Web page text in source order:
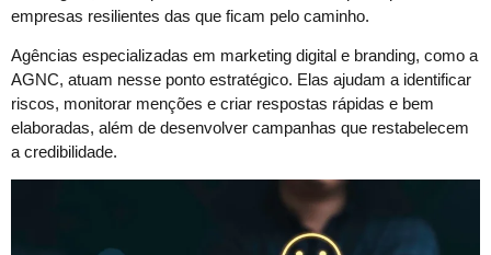
empresas resilientes das que ficam pelo caminho.
Agências especializadas em marketing digital e branding, como a
AGNC, atuam nesse ponto estratégico. Elas ajudam a identificar
riscos, monitorar menções e criar respostas rápidas e bem
elaboradas, além de desenvolver campanhas que restabelecem
a credibilidade.